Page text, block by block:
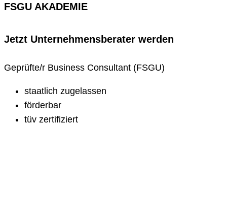
FSGU AKADEMIE
Jetzt Unternehmens­berater werden
Geprüfte/r Business Consultant (FSGU)
staatlich zugelassen
förderbar
tüv zertifiziert